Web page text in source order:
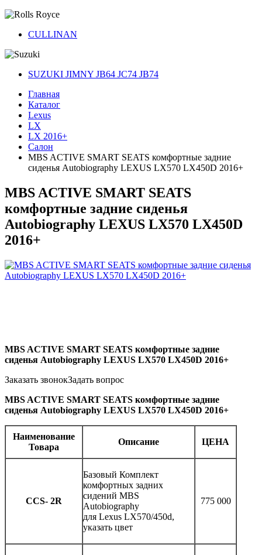
CULLINAN
SUZUKI JIMNY JB64 JC74 JB74
Главная
Каталог
Lexus
LX
LX 2016+
Салон
MBS ACTIVE SMART SEATS комфортные задние
сиденья Autobiography LEXUS LX570 LX450D 2016+
MBS ACTIVE SMART SEATS
комфортные задние сиденья
Autobiography LEXUS LX570 LX450D
2016+
MBS ACTIVE SMART SEATS комфортные задние
сиденья Autobiography LEXUS LX570 LX450D 2016+
Заказать звонокЗадать вопрос
MBS ACTIVE SMART SEATS комфортные задние
сиденья Autobiography LEXUS LX570 LX450D 2016+
Наименование
Товара
Описание ЦЕНА
CCS- 2R
Базовый Комплект
комфортных задних
сидений MBS
Autobiography
для Lexus LX570/450d,
указать цвет
775 000